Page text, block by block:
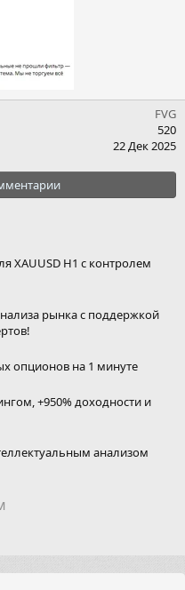
FVG
520
22 Дек 2025
XAUUSD H1 с контролем
рынка с поддержкой
опционов на 1 минуте
+950% доходности и
анализом
почта